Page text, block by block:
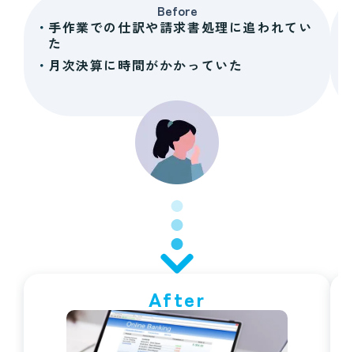
Before
手作業での仕訳や請求書処理に追われてい
た
月次決算に時間がかかっていた
After